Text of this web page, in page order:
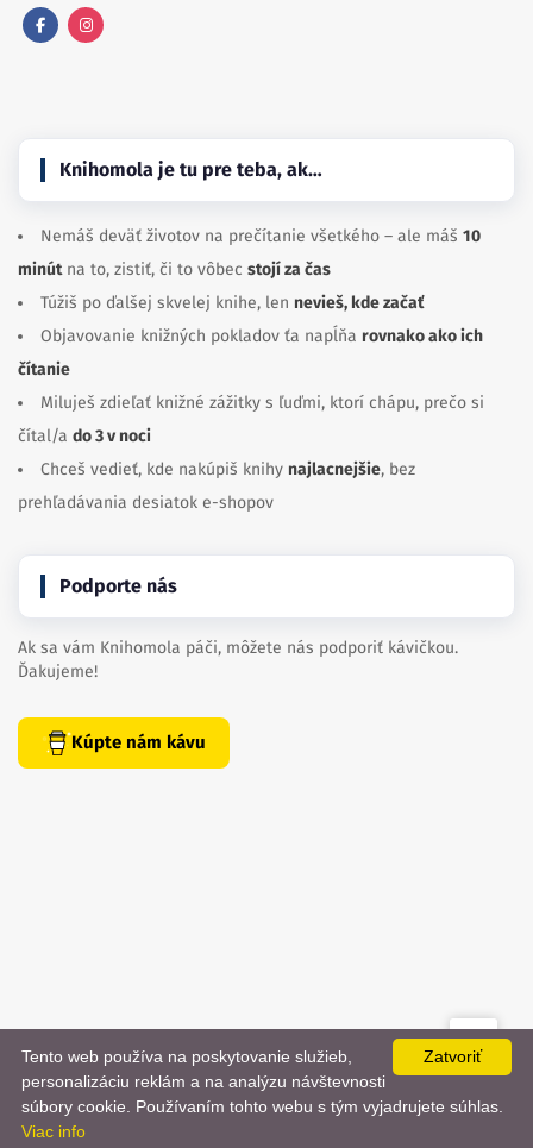
Knihomola je tu pre teba, ak…
Nemáš deväť životov na prečítanie všetkého – ale máš 10
minútna to, zistiť, či to vôbec stojí za čas
Túžiš po ďalšej skvelej knihe, len nevieš, kde začať
Objavovanie knižných pokladov ťa napĺňa rovnako ako ich
čítanie
Miluješ zdieľať knižné zážitky s ľuďmi, ktorí chápu, prečo si
čítal/a do 3 v noci
Chceš vedieť, kde nakúpiš knihy najlacnejšie, bez
prehľadávania desiatok e-shopov
Podporte nás
Ak sa vám Knihomola páči, môžete nás podporiť kávičkou.
Ďakujeme!
Kúpte nám kávu
created bydanielhrenak.sk
📨
Zatvoriť
Tento web používa na poskytovanie služieb,
personalizáciu reklám a na analýzu návštevnosti
súbory cookie. Používaním tohto webu s tým vyjadrujete súhlas.
Viac info